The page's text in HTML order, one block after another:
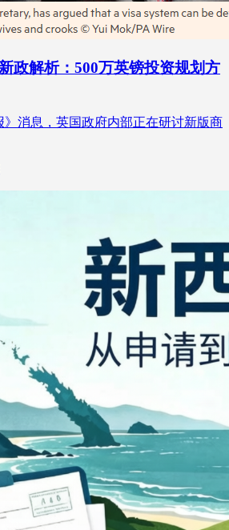
政解析：500万英镑投资规划方
消息，英国政府内部正在研讨新版商